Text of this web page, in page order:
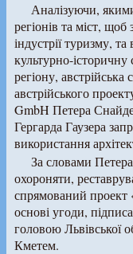
Аналізуючи, якими
регіонів та міст, щоб
індустрії туризму,
культурно-
регіону, австрійська
австрійського
GmbH Петера
Гергарда Гаузера
використання
За словами
охороняти,
спрямований проект
основі угоди,
головою Львівської
Кметем.